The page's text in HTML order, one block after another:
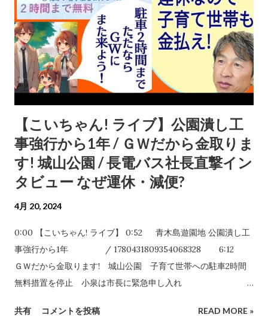
https://www.city.nagano.nagano.jp/doc... 41:29 マインク
ラフトでこどもを助ける! SaSaLAND視察してきた
/ 1781234499617268050
https://www.city.nagano.nagano.jp/n60... 48:47 新幹線代
払って、見るのは現場ではなく役所でのプレゼン そんな議員視
察がZoomにならない訳 51:49 野球やろうぜ! 大谷翔平氏寄贈
グラブ 52:48 SaSaLAND内写真と動画 1:07:32 コメント返
し②【こいちゃん! ライブ】公園潰し工
事強行から1年 / ＧＷだから金取りま
す! 城山公園 / 長電バス社長直撃イン
タビュー なぜ運休・減便?
4月 20, 2024
0:00 【こいちゃん! ライブ】 0:52 青木島遊園地 公園潰し工
事強行から1年 / 1780431809354068328 6:12
ＧＷだから金取ります! 城山公園 子育て世帯への駐車2時間
無料措置を停止 小泉は市長に緊急申し入れ
https://www.docswell.com/s/KoizumiKaz... 24:57 コメン
共有 コメントを投稿 READ MORE »